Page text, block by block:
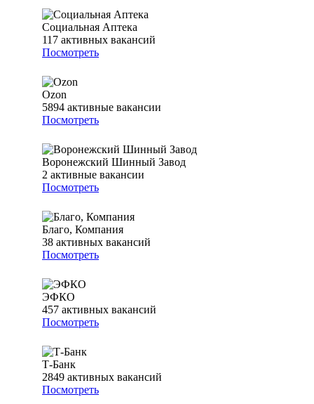
Социальная Аптека
117 активных вакансий
Посмотреть
Ozon
5894 активные вакансии
Посмотреть
Воронежский Шинный Завод
2 активные вакансии
Посмотреть
Благо, Компания
38 активных вакансий
Посмотреть
ЭФКО
457 активных вакансий
Посмотреть
Т-Банк
2849 активных вакансий
Посмотреть